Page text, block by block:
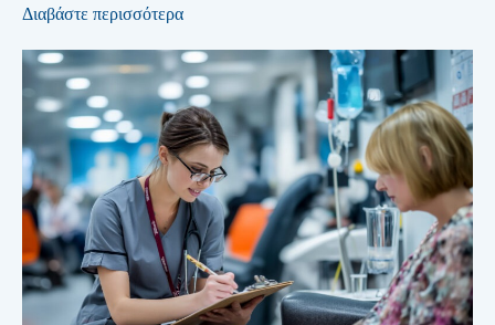
Διαβάστε περισσότερα